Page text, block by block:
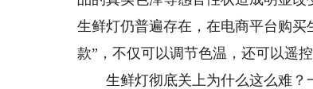
生鲜灯仍普遍存在，在电商平台购买
款”，不仅可以调节色温，还可以遥控
生鲜灯彻底关上为什么这么难？